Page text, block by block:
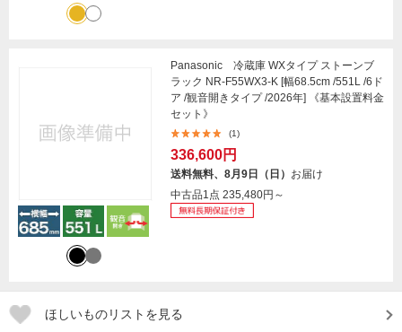
Panasonic 冷蔵庫 WXタイプ ストーンブ
ラック NR-F55WX3-K [幅68.5cm /551L /6ド
ア /観音開きタイプ /2026年] 《基本設置料金
セット》
(1)
336,600円
送料無料、8月9日（日） お届け
中古品1点 235,480円～
ほしいものリストを見る